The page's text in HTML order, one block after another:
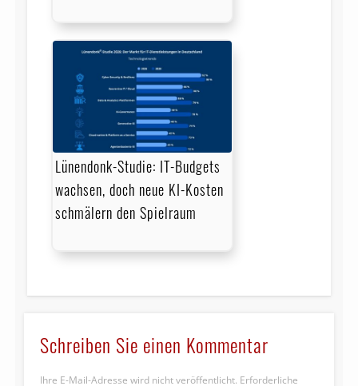
Lünendonk-Studie: IT-Budgets
wachsen, doch neue KI-Kosten
schmälern den Spielraum
Schreiben Sie einen Kommentar
Ihre E-Mail-Adresse wird nicht veröffentlicht. Erforderliche